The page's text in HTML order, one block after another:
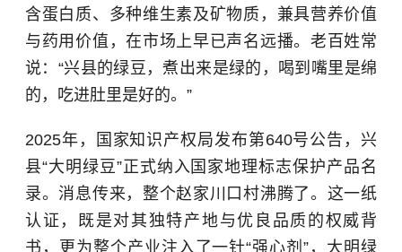
含蛋白质、多种维生素及矿物质，兼具营养价值
与药用价值，在市场上早已声名远播。老百姓常
说：“兴县的绿豆，煮出来是绿的，喝到嘴里是绵
的，吃进肚里是好的。”
2025年，国家知识产权局发布第640号公告，兴
县“大明绿豆”正式纳入国家地理标志保护产品名
录。消息传来，整个赵家川口村沸腾了。这一纸
认证，既是对其独特产地与优良品质的权威背
书，更为整个产业注入了一针“强心剂”，大明绿